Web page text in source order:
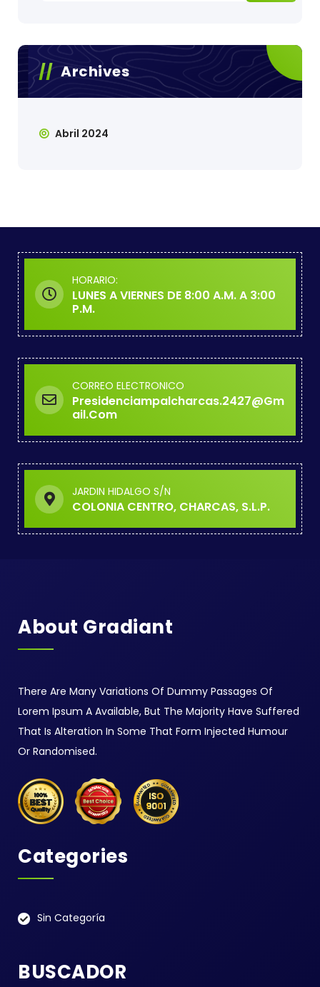
Archives
Abril 2024
HORARIO:
LUNES A VIERNES DE 8:00 A.M. A 3:00
P.M.
CORREO ELECTRONICO
Presidenciampalcharcas.2427@gm
Ail.com
JARDIN HIDALGO S/N
COLONIA CENTRO, CHARCAS, S.L.P.
About Gradiant
There Are Many Variations Of Dummy Passages Of
Lorem Ipsum A Available, But The Majority Have Suffered
That Is Alteration In Some That Form Injected Humour
Or Randomised.
Categories
Sin Categoría
BUSCADOR